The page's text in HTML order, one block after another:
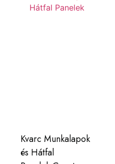
Kvarc Munkalapok
és Hátfal